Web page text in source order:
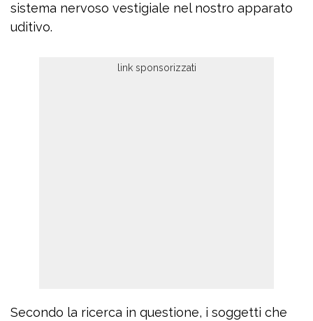
sistema nervoso vestigiale nel nostro apparato
uditivo.
Secondo la ricerca in questione, i soggetti che